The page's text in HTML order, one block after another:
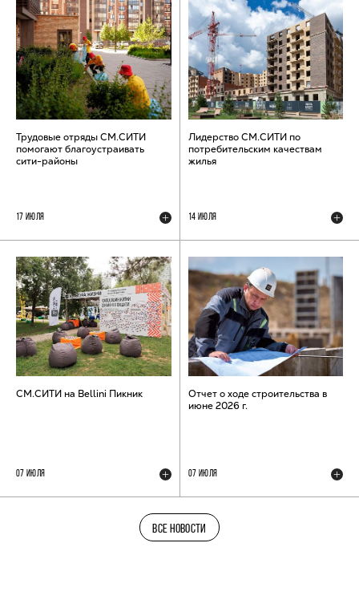
Трудовые отряды СМ.СИТИ
помогают благоустраивать
сити-районы
17 ИЮЛЯ
Лидерство СМ.СИТИ по
потребительским качествам
жилья
14 ИЮЛЯ
СМ.СИТИ на Bellini Пикник
07 ИЮЛЯ
Отчет о ходе строительства в
июне 2026 г.
07 ИЮЛЯ
ВСЕ НОВОСТИ